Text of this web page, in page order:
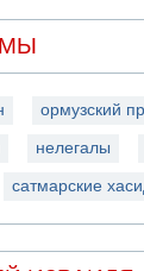
ормузский
нелегалы
сатмарские